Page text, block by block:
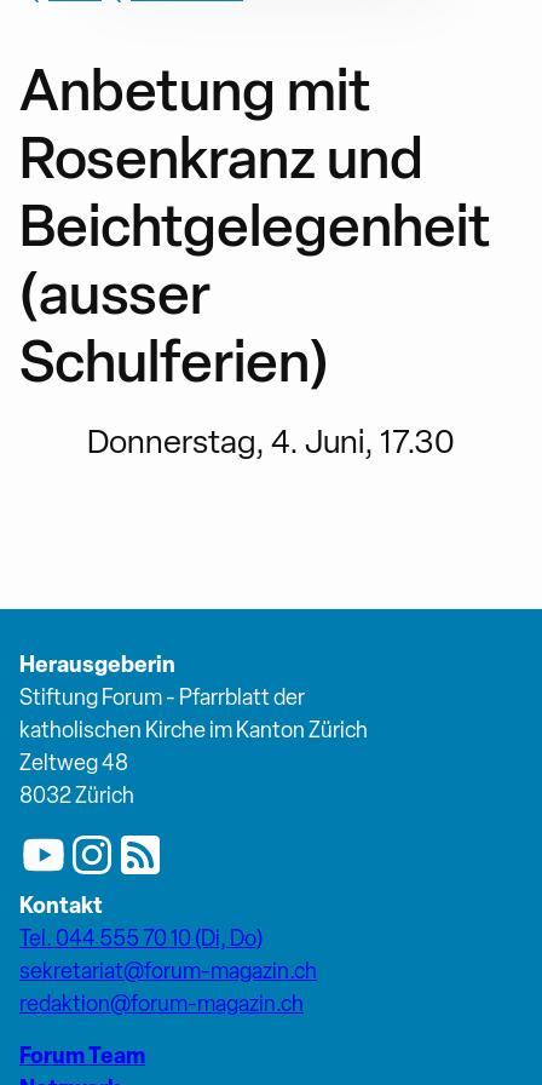
Anbetung mit
Rosenkranz und
Beichtgelegenheit
(ausser
Schulferien)
Donnerstag, 4. Juni, 17.30
Herausgeberin
Stiftung Forum - Pfarrblatt der
katholischen Kirche im Kanton Zürich
Zeltweg 48
8032 Zürich
Kontakt
Tel. 044 555 70 10 (Di, Do)
sekretariat@forum-magazin.ch
redaktion@forum-magazin.ch
Forum Team